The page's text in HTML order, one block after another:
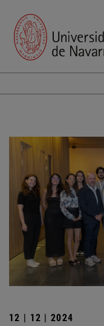
12 | 12 | 2024